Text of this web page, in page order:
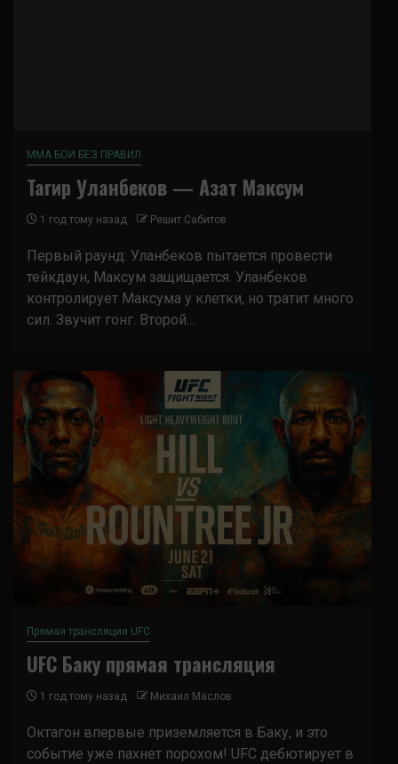
ММА БОИ БЕЗ ПРАВИЛ
Тагир Уланбеков — Азат Максум
1 год тому назад Решит Сабитов
Первый раунд: Уланбеков пытается провести
тейкдаун, Максум защищается. Уланбеков
контролирует Максума у клетки, но тратит много
сил. Звучит гонг. Второй...
Прямая трансляция UFC
UFC Баку прямая трансляция
1 год тому назад Михаил Маслов
Октагон впервые приземляется в Баку, и это
событие уже пахнет порохом! UFC дебютирует в